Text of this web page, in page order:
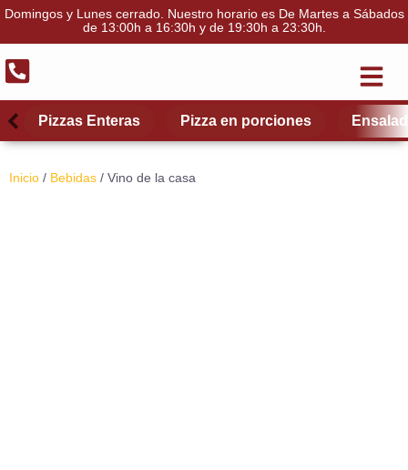
Domingos y Lunes cerrado. Nuestro horario es De Martes a Sábados
de 13:00h a 16:30h y de 19:30h a 23:30h.
Scroll left
Scroll leftPizzas Enteras Pizza en porciones
Inicio / Bebidas / Vino de la casa